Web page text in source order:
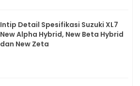
Intip Detail Spesifikasi Suzuki XL7
New Alpha Hybrid, New Beta Hybrid
dan New Zeta